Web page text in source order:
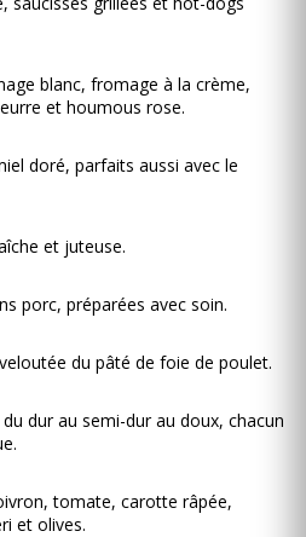
blanc, fromage à la crème,
et houmous rose.
doré, parfaits aussi avec le
et juteuse.
porc, préparées avec soin.
du pâté de foie de poulet.
dur au semi-dur au doux, chacun
tomate, carotte râpée,
et olives.